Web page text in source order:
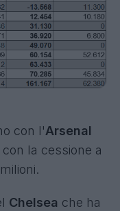
con l'Arsenal
la cessione a
Chelsea che ha